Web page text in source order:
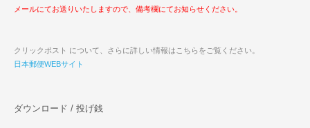
メールにてお送りいたしますので、備考欄にてお知らせください。
クリックポスト について、さらに詳しい情報はこちらをご覧ください。
日本郵便WEBサイト
ダウンロード / 投げ銭